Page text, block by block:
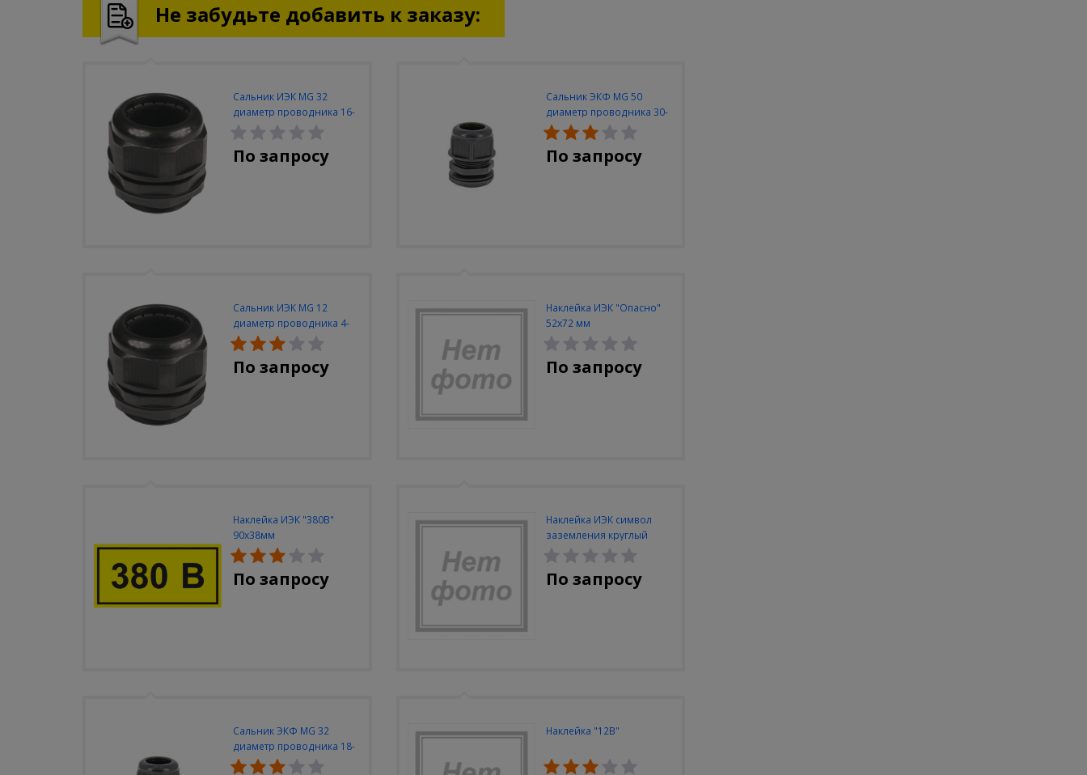
Не забудьте добавить к заказу:
Сальник ИЭК MG 32
диаметр проводника 16-
24мм IP68
По запросу
Сальник ЭКФ MG 50
диаметр проводника 30-
42мм IP68
По запросу
Сальник ИЭК MG 12
диаметр проводника 4-
7мм IP68
По запросу
Наклейка ИЭК "Опасно"
52х72 мм
По запросу
Наклейка ИЭК "380В"
90х38мм
По запросу
Наклейка ИЭК символ
заземления круглый
По запросу
Сальник ЭКФ MG 32
диаметр проводника 18-
25мм IP68
Наклейка "12В"